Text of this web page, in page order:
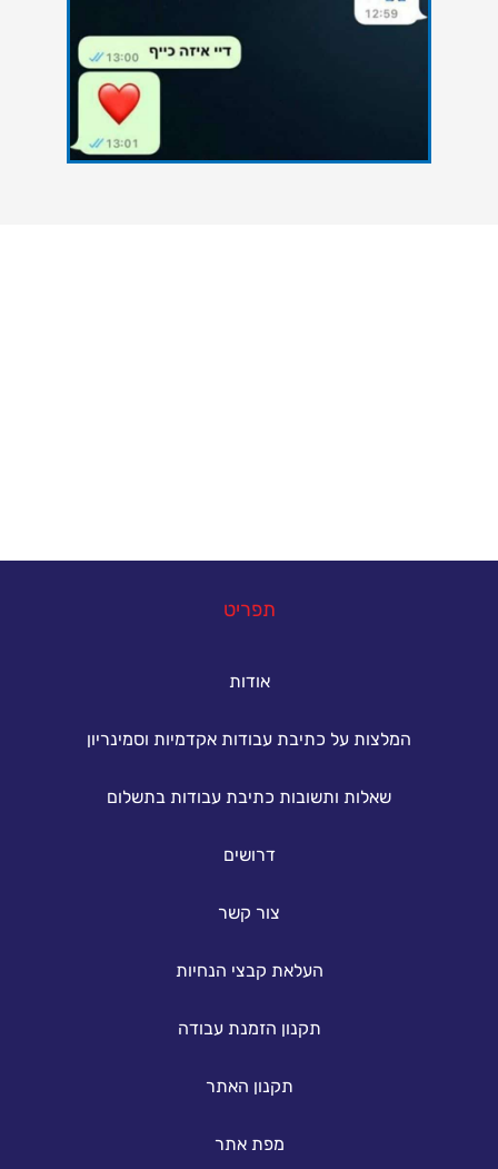
תפריט
אודות
המלצות על כתיבת עבודות אקדמיות וסמינריון
שאלות ותשובות כתיבת עבודות בתשלום
דרושים
צור קשר
העלאת קבצי הנחיות
תקנון הזמנת עבודה
תקנון האתר
מפת אתר